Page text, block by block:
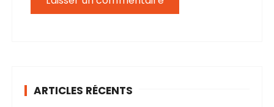
ARTICLES RÉCENTS